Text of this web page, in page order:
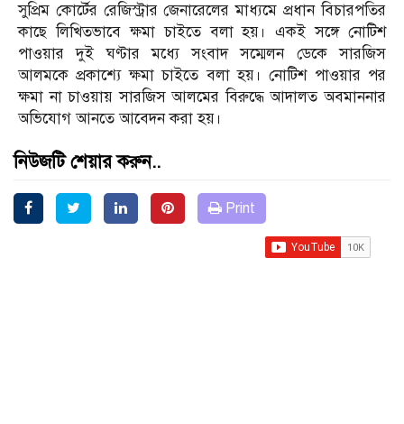
সুপ্রিম কোর্টের রেজিস্ট্রার জেনারেলের মাধ্যমে প্রধান বিচারপতির
কাছে লিখিতভাবে ক্ষমা চাইতে বলা হয়। একই সঙ্গে নোটিশ
পাওয়ার দুই ঘণ্টার মধ্যে সংবাদ সম্মেলন ডেকে সারজিস
আলমকে প্রকাশ্যে ক্ষমা চাইতে বলা হয়। নোটিশ পাওয়ার পর
ক্ষমা না চাওয়ায় সারজিস আলমের বিরুদ্ধে আদালত অবমাননার
অভিযোগ আনতে আবেদন করা হয়।
নিউজটি শেয়ার করুন..
Print